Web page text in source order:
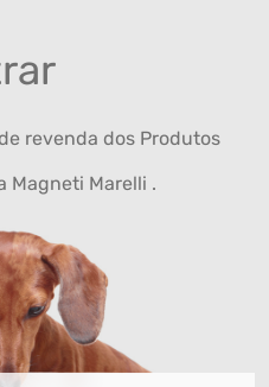
revenda dos Produtos
Magneti Marelli .